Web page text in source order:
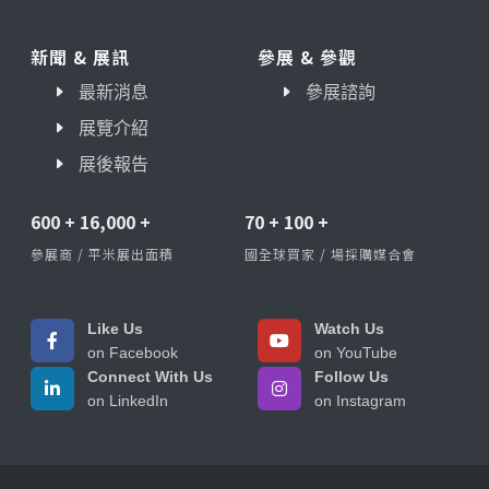
新聞 & 展訊
最新消息
展覽介紹
展後報告
參展 & 參觀
參展諮詢
600 + 16,000 +
參展商 / 平米展出面積
70 + 100 +
國全球買家 / 場採購媒合會
Like Us
on Facebook
Watch Us
on YouTube
Connect With Us
on LinkedIn
Follow Us
on Instagram